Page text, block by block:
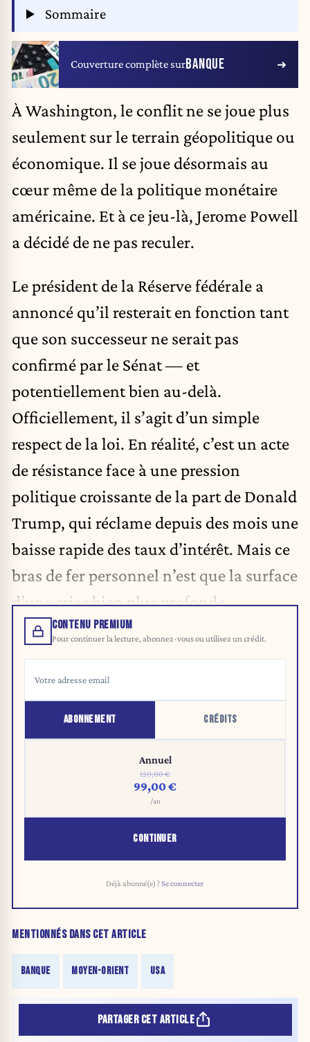
Sommaire
Couverture complète surBANQUE
À Washington, le conflit ne se joue plus
seulement sur le terrain géopolitique ou
économique. Il se joue désormais au
cœur même de la politique monétaire
américaine. Et à ce jeu-là, Jerome Powell
a décidé de ne pas reculer.
Le président de la Réserve fédérale a
annoncé qu’il resterait en fonction tant
que son successeur ne serait pas
confirmé par le Sénat — et
potentiellement bien au-delà.
Officiellement, il s’agit d’un simple
respect de la loi. En réalité, c’est un acte
de résistance face à une pression
politique croissante de la part de Donald
Trump, qui réclame depuis des mois une
baisse rapide des taux d’intérêt. Mais ce
bras de fer personnel n’est que la surface
d’une crise bien plus profonde.
CONTENU PREMIUM
Pour continuer la lecture, abonnez-vous ou utilisez un crédit.
ABONNEMENT CRÉDITS
Annuel
120,00 €
99,00 €
/an
CONTINUER
Déjà abonné(e) ?Se connecter
MENTIONNÉS DANS CET ARTICLE
BANQUE MOYEN-ORIENT USA
PARTAGER CET ARTICLE